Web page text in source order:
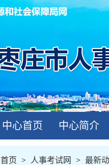
中心首页 中心简介
首页 > 人事考试网 > 最新